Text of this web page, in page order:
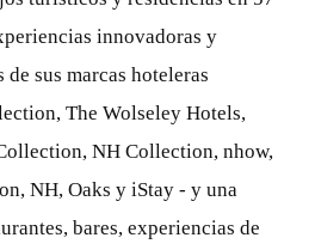
innovadoras y
sus marcas hoteleras
The Wolseley Hotels,
NH Collection, nhow,
NH, Oaks y iStay - y una
bares, experiencias de